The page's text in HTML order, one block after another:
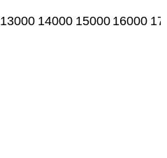
13000 14000 15000 16000